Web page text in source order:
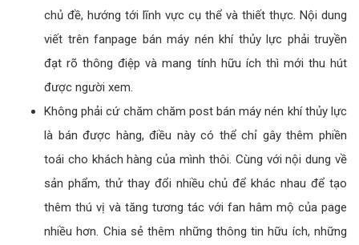
chủ đề, hướng tới lĩnh vực cụ thể và thiết thực. Nội dung
viết trên fanpage bán máy nén khí thủy lực phải truyền
đạt rõ thông điệp và mang tính hữu ích thì mới thu hút
được người xem.
Không phải cứ chăm chăm post bán máy nén khí thủy lực
là bán được hàng, điều này có thể chỉ gây thêm phiền
toái cho khách hàng của mình thôi. Cùng với nội dung về
sản phẩm, thử thay đổi nhiều chủ để khác nhau để tạo
thêm thú vị và tăng tương tác với fan hâm mộ của page
nhiều hơn. Chia sẻ thêm những thông tin hữu ích, những